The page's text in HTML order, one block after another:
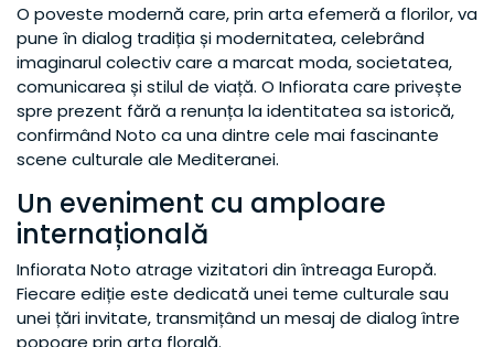
O poveste modernă care, prin arta efemeră a florilor, va
pune în dialog tradiția și modernitatea, celebrând
imaginarul colectiv care a marcat moda, societatea,
comunicarea și stilul de viață. O Infiorata care privește
spre prezent fără a renunța la identitatea sa istorică,
confirmând Noto ca una dintre cele mai fascinante
scene culturale ale Mediteranei.
Un eveniment cu amploare
internațională
Infiorata Noto atrage vizitatori din întreaga Europă.
Fiecare ediție este dedicată unei teme culturale sau
unei țări invitate, transmițând un mesaj de dialog între
popoare prin arta florală.